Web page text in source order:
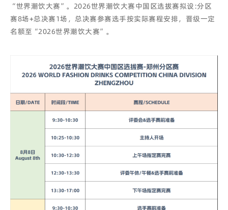
“世界潮饮大赛”。2026世界潮饮大赛中国区选拔赛拟设:分区
赛8场+总决赛1场，总决赛参赛选手按实际赛程安排，晋级一定
名额至“2026世界潮饮大赛”。